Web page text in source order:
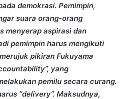
demokrasi. Pemimpin,
suara orang-orang
menyerap aspirasi dan
pemimpin harus mengikuti
pikiran Fukuyama
yang
pemilu secara curang.
“delivery”. Maksudnya,